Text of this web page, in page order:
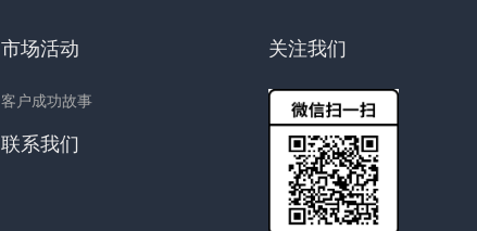
市场活动
客户成功故事
联系我们
关注我们